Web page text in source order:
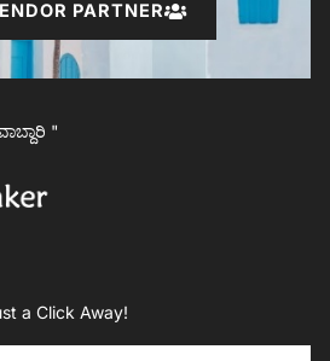
PARTNER
"
a Click Away!